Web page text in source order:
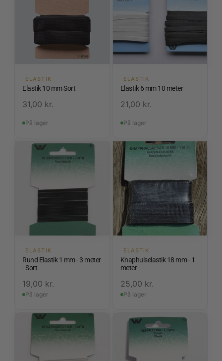
ELASTIK
Elastik 10 mm Sort
31,00 kr.
På lager
ELASTIK
Elastik 6 mm 10 meter
21,00 kr.
På lager
ELASTIK
Rund Elastik 1 mm - 3 meter
- Sort
19,00 kr.
På lager
ELASTIK
Knaphulselastik 18 mm - 1
meter
25,00 kr.
På lager